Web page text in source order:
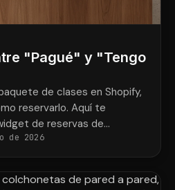
"Pagué" y "Tengo
de clases en Shopify,
reservarlo. Aquí te
de reservas de
solucionan ese problema
de 2026